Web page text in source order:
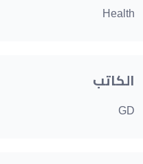
Health
الكاتب
GD